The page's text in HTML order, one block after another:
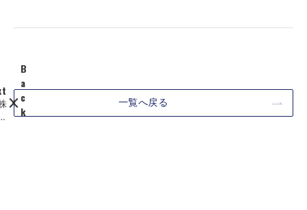
B
a
c
k
一覧へ戻る